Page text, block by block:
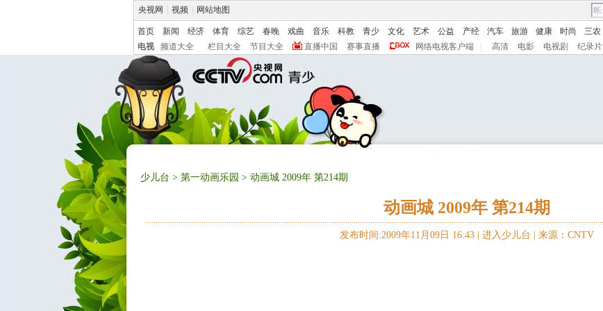
央视网 视频 网站地图
首页 新闻 经济 体育 综艺 春晚 戏曲 音乐 科教 青少 文化 艺术 公益 产经 汽车 旅游 健康 时尚 三农
电视
频道大全 栏目大全 节目大全 直播中国 赛事直播 网络电视客户端 高清 电影 电视剧 纪录片
少儿台 > 第一动画乐园 > 动画城 2009年 第214期
动画城 2009年 第214期
发布时间:2009年11月09日 16:43 | 进入少儿台 来源：CNTV